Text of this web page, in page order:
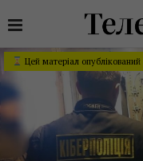
Цей матеріал опублікований